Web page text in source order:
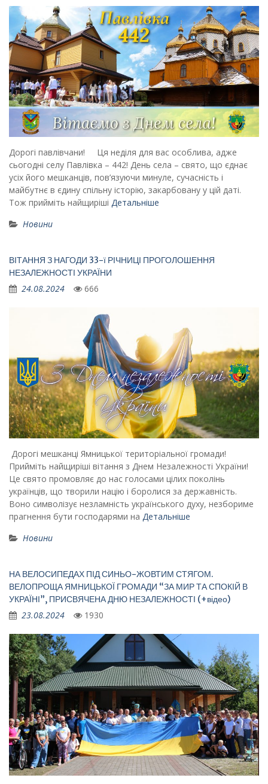
Дорогі павлівчани! Ця неділя для вас особлива, адже
сьогодні селу Павлівка – 442! День села – свято, що єднає
усіх його мешканців, пов’язуючи минуле, сучасність і
майбутнє в єдину спільну історію, закарбовану у цій даті.
Тож прийміть найщиріші Детальніше
Новини
ВІТАННЯ З НАГОДИ 33-ї РІЧНИЦІ ПРОГОЛОШЕННЯ
НЕЗАЛЕЖНОСТІ УКРАЇНИ
24.08.2024 666
Дорогі мешканці Ямницької територіальної громади!
Прийміть найщиріші вітання з Днем Незалежності України!
Це свято промовляє до нас голосами цілих поколінь
українців, що творили націю і боролися за державність.
Воно символізує незламність українського духу, незбориме
прагнення бути господарями на Детальніше
Новини
НА ВЕЛОСИПЕДАХ ПІД СИНЬО-ЖОВТИМ СТЯГОМ.
ВЕЛОПРОЩА ЯМНИЦЬКОЇ ГРОМАДИ “ЗА МИР ТА СПОКІЙ В
УКРАЇНІ”, ПРИСВЯЧЕНА ДНЮ НЕЗАЛЕЖНОСТІ (+відео)
23.08.2024 1930